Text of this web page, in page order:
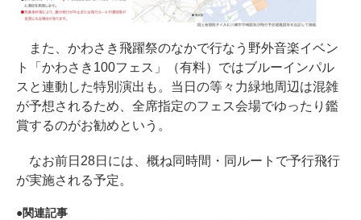
また、かわさき飛躍祭のなかで行なう野外音楽イベン
ト「かわさき100フェス」（有料）ではブルーインパル
スと連動した特別演出も。当日の等々力緑地周辺は混雑
が予想されるため、全席指定のフェス会場でゆったり鑑
賞するのがお勧めという。
なお前日28日には、概ね同時間・同ルートで予行飛行
が実施される予定。
関連記事